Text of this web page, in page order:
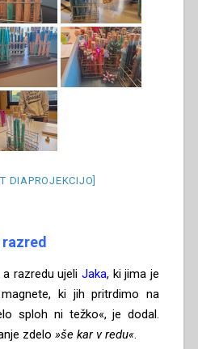
DIAPROJEKCIJO]
razred
a razredu ujeliJaka, ki jima je
ki jih pritrdimo na
sploh ni težko«, je dodal.
zdelo »še kar v redu«.